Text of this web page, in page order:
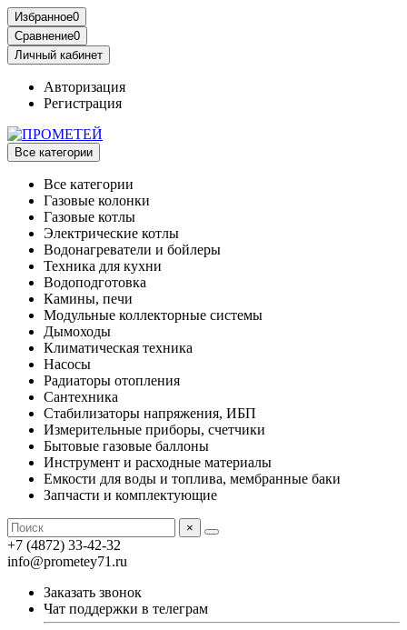
Избранное0
Сравнение0
Личный кабинет
Авторизация
Регистрация
Все категории
Все категории
Газовые колонки
Газовые котлы
Электрические котлы
Водонагреватели и бойлеры
Техника для кухни
Водоподготовка
Камины, печи
Модульные коллекторные системы
Дымоходы
Климатическая техника
Насосы
Радиаторы отопления
Сантехника
Стабилизаторы напряжения, ИБП
Измерительные приборы, счетчики
Бытовые газовые баллоны
Инструмент и расходные материалы
Емкости для воды и топлива, мембранные баки
Запчасти и комплектующие
×
+7 (4872) 33-42-32
info@prometey71.ru
Заказать звонок
Чат поддержки в телеграм